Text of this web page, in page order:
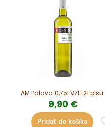
AM Pálava 0,75l VZH 21 plsu.
9,90 €
Pridať do košíka